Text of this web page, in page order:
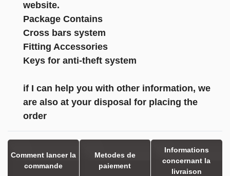
website.
Package Contains
Cross bars system
Fitting Accessories
Keys for anti-theft system
if I can help you with other information, we
are also at your disposal for placing the
order
Comment lancer la
commande
Metodes de
paiement
Informations
concernant la
livraison